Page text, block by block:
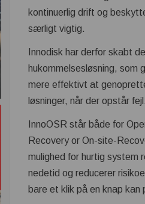
kontinuerlig drift og
særligt vigtig.
Innodisk har derfor skabt
hukommelsesløsning, som
mere effektivt at
løsninger, når der opstår fejl.
InnoOSR står både for
Recovery or On-site-
mulighed for hurtig system
nedetid og reducerer
bare et klik på en knap